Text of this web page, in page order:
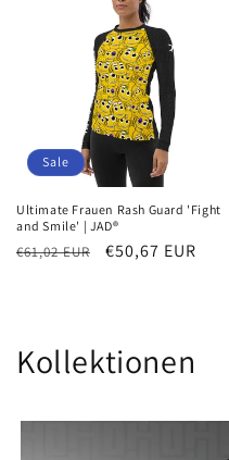
Sale
Ultimate Frauen Rash Guard 'Fight
and Smile' | JAD®
Normaler
€61,02 EUR Verkaufspreis
€50,67 EUR
Kollektionen